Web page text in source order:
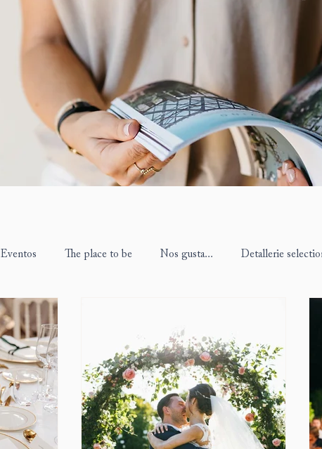
Eventos The place to be Nos gusta... Detallerie